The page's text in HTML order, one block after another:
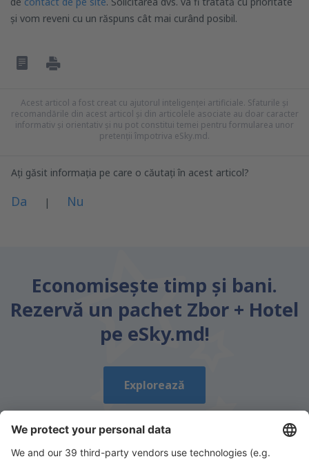
și vom reveni cu un răspuns cât mai curând posibil.
Acest articol a fost creat cu ajutorul inteligenței artificiale. Sfaturile și
recomandările din acest articol și din articolele asociate au doar caracter
informativ și orientativ și nu pot constitui temei pentru formularea unor
pretenții împotriva eSky.md.
Ați găsit informația pe care o căutați în acest articol?
Da | Nu
Conține informații incorecte
Nu acoperă complet subiectul
Economiseşte timp și bani.
Rezervă un pachet Zbor + Hotel
pe eSky.md!
Explorează